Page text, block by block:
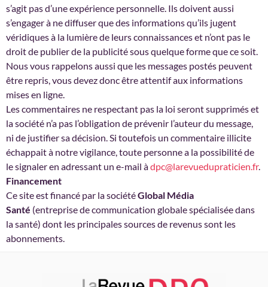
s’agit pas d’une expérience personnelle. Ils doivent aussi
s’engager à ne diffuser que des informations qu’ils jugent
véridiques à la lumière de leurs connaissances et n’ont pas le
droit de publier de la publicité sous quelque forme que ce soit.
Nous vous rappelons aussi que les messages postés peuvent
être repris, vous devez donc être attentif aux informations
mises en ligne.
Les commentaires ne respectant pas la loi seront supprimés et
la société n’a pas l’obligation de prévenir l’auteur du message,
ni de justifier sa décision. Si toutefois un commentaire illicite
échappait à notre vigilance, toute personne a la possibilité de
le signaler en adressant un e-mail àdpc@larevuedupraticien.fr.
Financement
Ce site est financé par la sociétéGlobal Média
Santé (entreprise de communication globale spécialisée dans
la santé) dont les principales sources de revenus sont les
abonnements.